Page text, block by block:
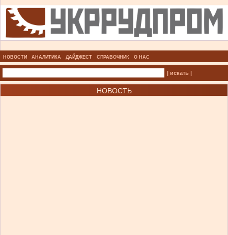
НОВОСТИ АНАЛИТИКА ДАЙДЖЕСТ СПРАВОЧНИК О НАС
| искать |
НОВОСТЬ